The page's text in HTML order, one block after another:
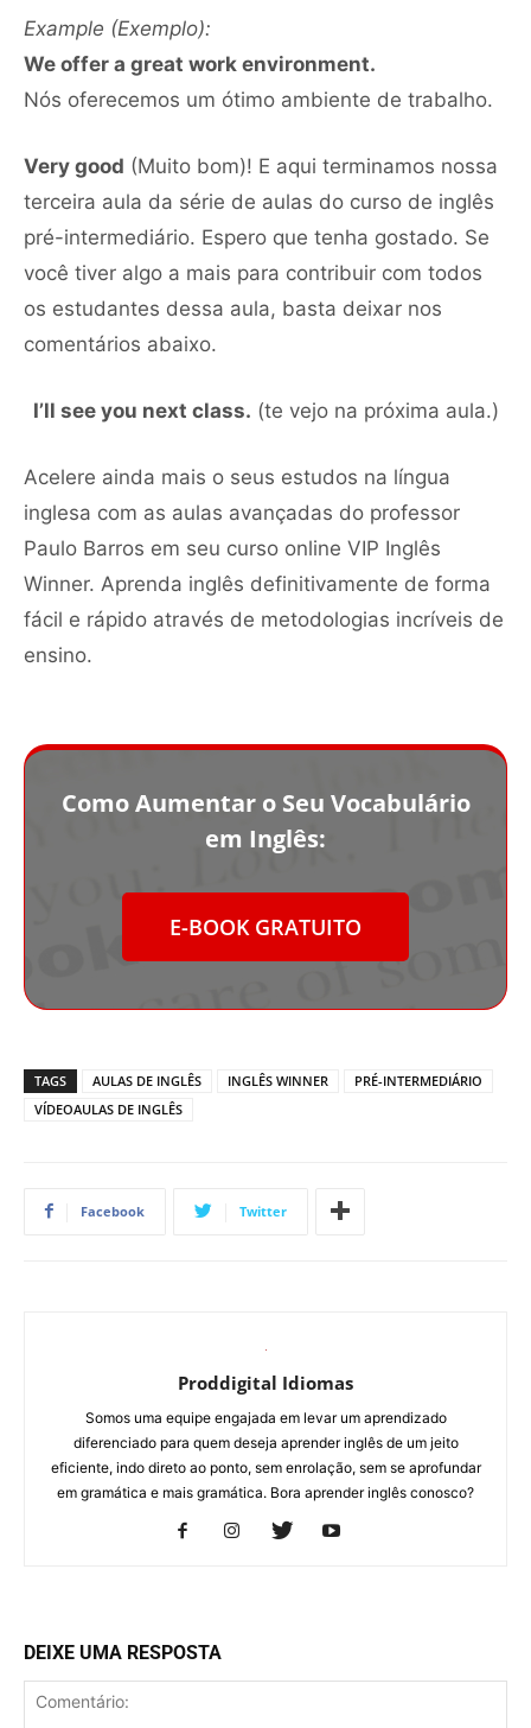
Example (Exemplo):
We offer a great work environment.
Nós oferecemos um ótimo ambiente de trabalho.
Very good (Muito bom)! E aqui terminamos nossa
terceira aula da série de aulas do curso de inglês
pré-intermediário. Espero que tenha gostado. Se
você tiver algo a mais para contribuir com todos
os estudantes dessa aula, basta deixar nos
comentários abaixo.
I’ll see you next class. (te vejo na próxima aula.)
Acelere ainda mais o seus estudos na língua
inglesa com as aulas avançadas do professor
Paulo Barros em seu curso online VIP Inglês
Winner. Aprenda inglês definitivamente de forma
fácil e rápido através de metodologias incríveis de
ensino.
Como Aumentar o Seu Vocabulário
em Inglês:
E-BOOK GRATUITO
TAGS AULAS DE INGLÊS INGLÊS WINNER
PRÉ-INTERMEDIÁRIO
VÍDEOAULAS DE INGLÊS
Facebook Twitter
Proddigital Idiomas
Somos uma equipe engajada em levar um aprendizado
diferenciado para quem deseja aprender inglês de um jeito
eficiente, indo direto ao ponto, sem enrolação, sem se aprofundar
em gramática e mais gramática. Bora aprender inglês conosco?
DEIXE UMA RESPOSTA